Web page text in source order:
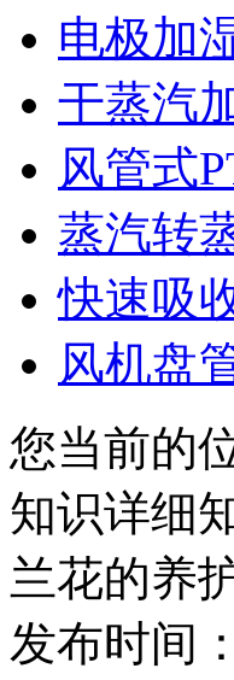
电极加
干蒸汽
风管式
蒸汽转
快速吸
风机盘
您当前的
知识详细
兰花的养
发布时间